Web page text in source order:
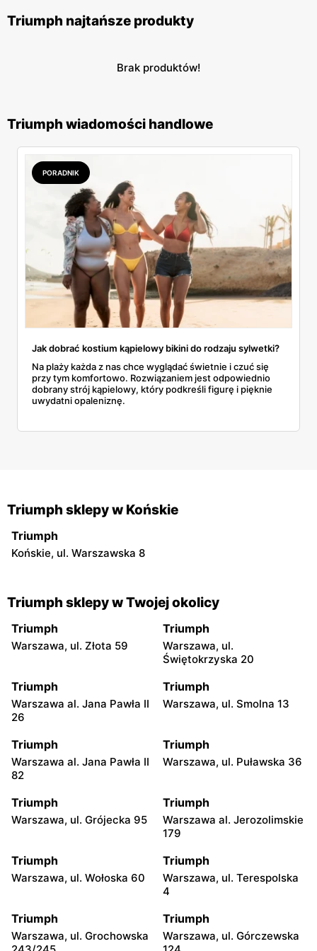
Triumph najtańsze produkty
Brak produktów!
Triumph wiadomości handlowe
PORADNIK
Jak dobrać kostium kąpielowy bikini do rodzaju sylwetki?
Na plaży każda z nas chce wyglądać świetnie i czuć się
przy tym komfortowo. Rozwiązaniem jest odpowiednio
dobrany strój kąpielowy, który podkreśli figurę i pięknie
uwydatni opaleniznę.
Triumph sklepy w Końskie
Triumph
Końskie, ul. Warszawska 8
Triumph sklepy w Twojej okolicy
Triumph
Warszawa, ul. Złota 59
Triumph
Warszawa, ul.
Świętokrzyska 20
Triumph
Warszawa al. Jana Pawła II
26
Triumph
Warszawa, ul. Smolna 13
Triumph
Warszawa al. Jana Pawła II
82
Triumph
Warszawa, ul. Puławska 36
Triumph
Warszawa, ul. Grójecka 95
Triumph
Warszawa al. Jerozolimskie
179
Triumph
Warszawa, ul. Wołoska 60
Triumph
Warszawa, ul. Terespolska
4
Triumph
Warszawa, ul. Grochowska
Triumph
Warszawa, ul. Górczewska